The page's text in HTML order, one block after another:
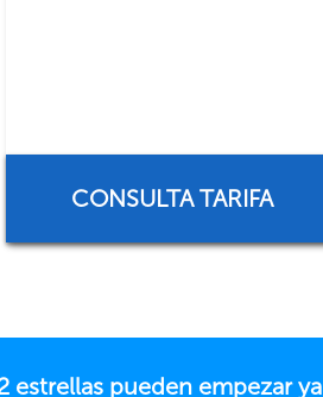
CONSULTA TARIFA
estrellas pueden empezar ya